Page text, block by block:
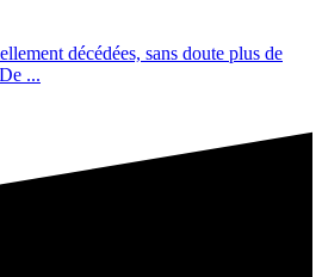
décédées, sans doute plus de
...